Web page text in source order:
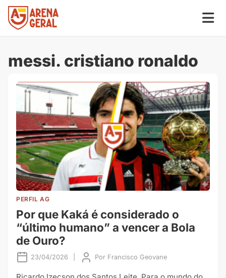
messi. cristiano ronaldo
PERFIL AG
Por que Kaká é considerado o
“último humano” a vencer a Bola
de Ouro?
23/04/2026 Por Francisco Geovane